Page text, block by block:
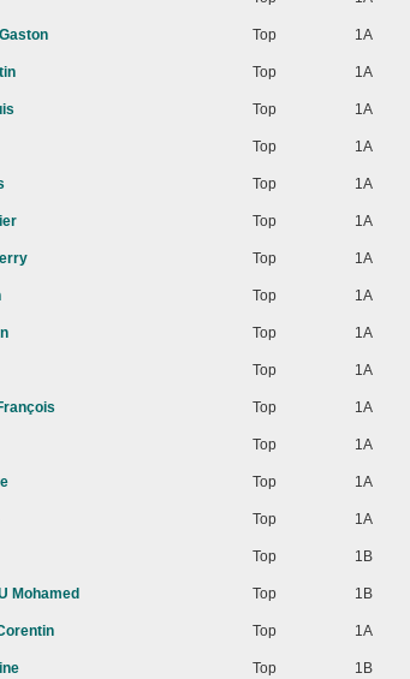
Top 1A
Top 1A
Top 1A
Top 1A
Top 1A
Top 1A
Top 1A
Top 1A
Top 1A
Top 1A
Top 1A
Top 1A
Top 1A
Top 1A
Top 1B
Mohamed Top 1B
Top 1A
Top 1B